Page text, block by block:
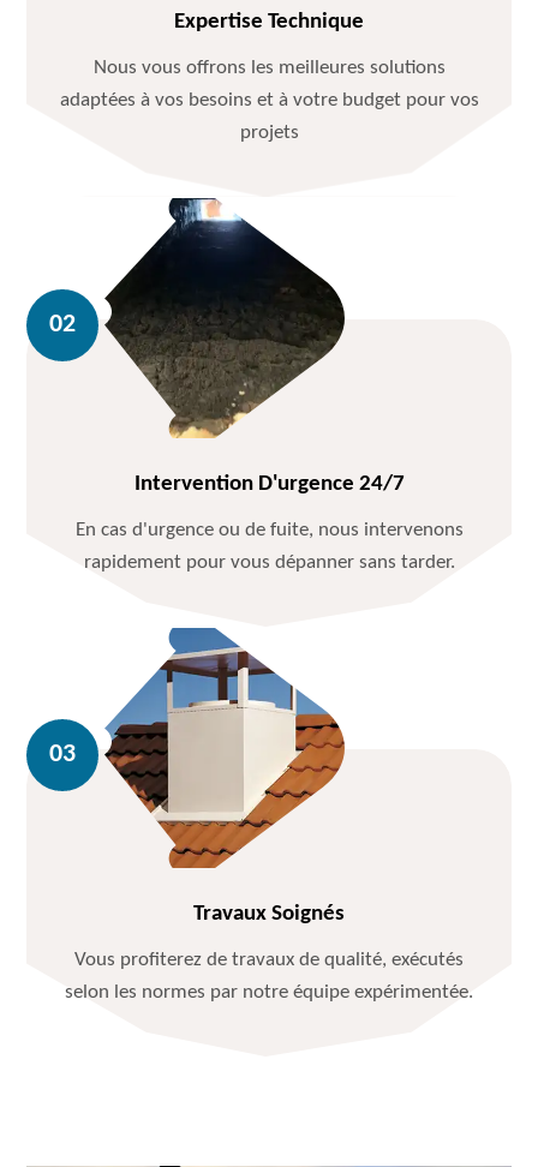
Expertise Technique
Nous vous offrons les meilleures solutions
adaptées à vos besoins et à votre budget pour vos
projets
Intervention D'urgence 24/7
En cas d'urgence ou de fuite, nous intervenons
rapidement pour vous dépanner sans tarder.
Travaux Soignés
Vous profiterez de travaux de qualité, exécutés
selon les normes par notre équipe expérimentée.